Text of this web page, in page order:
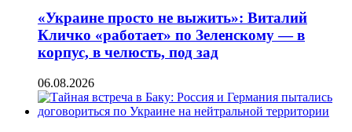
«Украине просто не выжить»: Виталий
Кличко «работает» по Зеленскому — в
корпус, в челюсть, под зад
06.08.2026